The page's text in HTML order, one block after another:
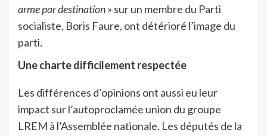
arme par destination » sur un membre du Parti
socialiste, Boris Faure, ont détérioré l’image du
parti.
Une charte difficilement respectée
Les différences d’opinions ont aussi eu leur
impact sur l’autoproclamée union du groupe
LREM à l’Assemblée nationale. Les députés de la